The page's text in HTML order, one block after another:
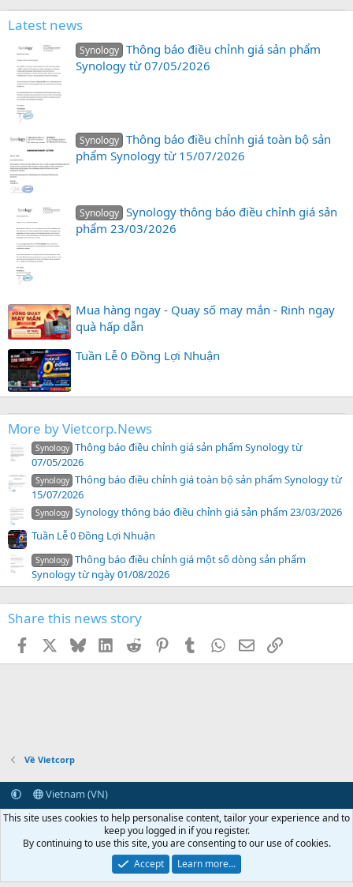
Latest news
Synology Thông báo điều chỉnh giá sản phẩm
Synology từ 07/05/2026
Synology Thông báo điều chỉnh giá toàn bộ sản
phẩm Synology từ 15/07/2026
Synology Synology thông báo điều chỉnh giá sản
phẩm 23/03/2026
Mua hàng ngay - Quay số may mắn - Rinh ngay
quà hấp dẫn
Tuần Lễ 0 Đồng Lợi Nhuận
More by Vietcorp.News
Synology Thông báo điều chỉnh giá sản phẩm Synology từ
07/05/2026
Synology Thông báo điều chỉnh giá toàn bộ sản phẩm Synology từ
15/07/2026
Synology Synology thông báo điều chỉnh giá sản phẩm 23/03/2026
Tuần Lễ 0 Đồng Lợi Nhuận
Synology Thông báo điều chỉnh giá một số dòng sản phẩm
Synology từ ngày 01/08/2026
Share this news story
Facebook BlueskyLinkedInReddit PinterestTumblr WhatsApp
EmailLink
Về Vietcorp
Vietnam (VN)
Terms and rules
Privacy policy Help Home
R
Vietcorp.com Synology vCloudPoint NComputing Centerm
Linh kiện Synology Ổ cứng Synology RAM Synology
This site uses cookies to help personalise content, tailor your experience and to
keep you logged in if you register.
By continuing to use this site, you are consenting to our use of cookies.
Accept
Learn more...